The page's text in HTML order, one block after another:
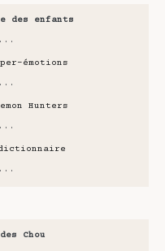
des enfants
émotions
Hunters
Chou